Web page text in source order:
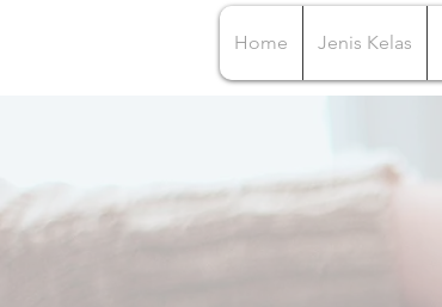
Home Jenis Kelas